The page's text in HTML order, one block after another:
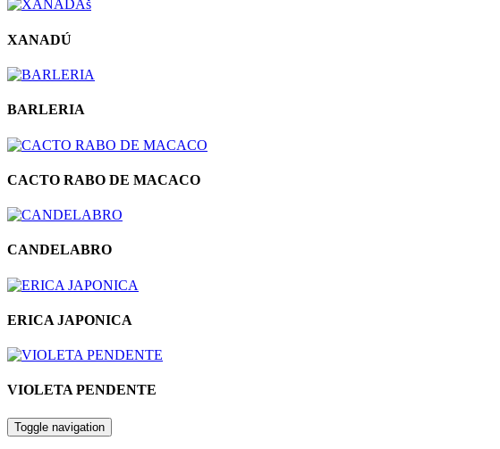
XANADÚ
BARLERIA
CACTO RABO DE MACACO
CANDELABRO
ERICA JAPONICA
VIOLETA PENDENTE
Toggle navigation